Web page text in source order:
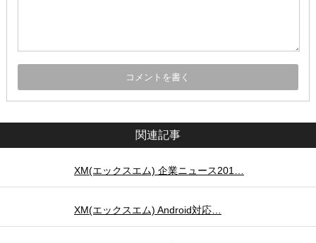
関連記事
XM(エックスエム) 企業ニュース201…
XM(エックスエム) Android対応…